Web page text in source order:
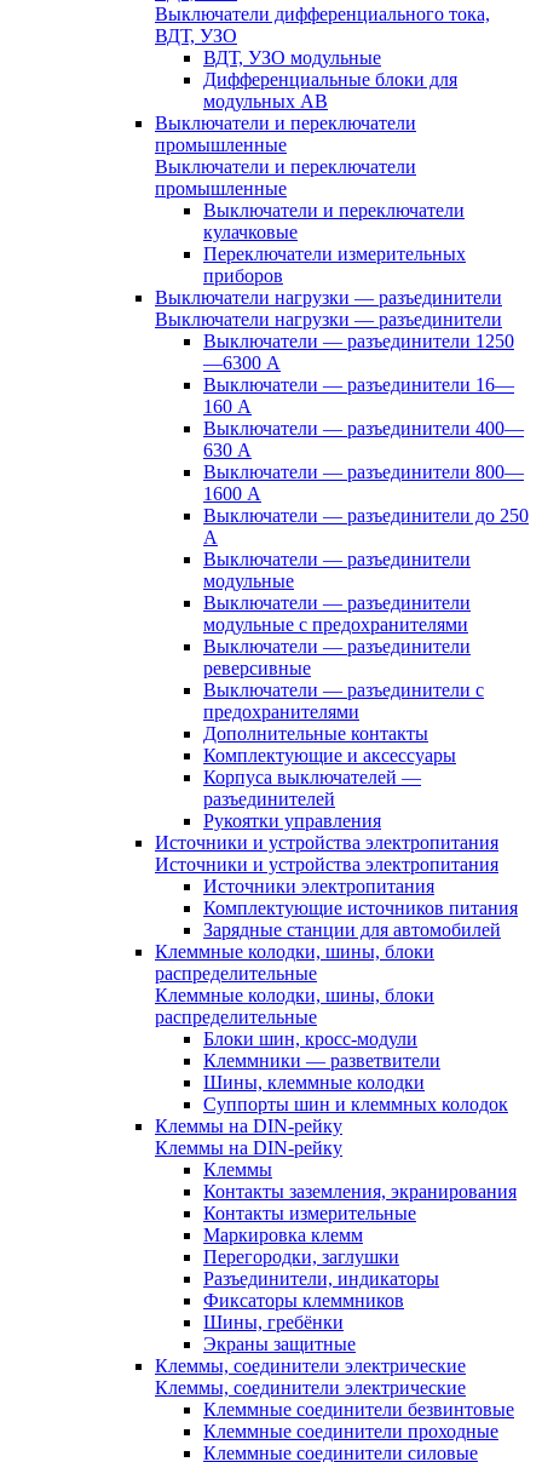
Выключатели дифференциального тока,
ВДТ, УЗО
ВДТ, УЗО модульные
Дифференциальные блоки для
модульных АВ
Выключатели и переключатели
промышленные
Выключатели и переключатели
промышленные
Выключатели и переключатели
кулачковые
Переключатели измерительных
приборов
Выключатели нагрузки — разъединители
Выключатели нагрузки — разъединители
Выключатели — разъединители 1250
—6300 А
Выключатели — разъединители 16—
160 А
Выключатели — разъединители 400—
630 А
Выключатели — разъединители 800—
1600 А
Выключатели — разъединители до 250
А
Выключатели — разъединители
модульные
Выключатели — разъединители
модульные с предохранителями
Выключатели — разъединители
реверсивные
Выключатели — разъединители с
предохранителями
Дополнительные контакты
Комплектующие и аксессуары
Корпуса выключателей —
разъединителей
Рукоятки управления
Источники и устройства электропитания
Источники и устройства электропитания
Источники электропитания
Комплектующие источников питания
Зарядные станции для автомобилей
Клеммные колодки, шины, блоки
распределительные
Клеммные колодки, шины, блоки
распределительные
Блоки шин, кросс-модули
Клеммники — разветвители
Шины, клеммные колодки
Суппорты шин и клеммных колодок
Клеммы на DIN-рейку
Клеммы на DIN-рейку
Клеммы
Контакты заземления, экранирования
Контакты измерительные
Маркировка клемм
Перегородки, заглушки
Разъединители, индикаторы
Фиксаторы клеммников
Шины, гребёнки
Экраны защитные
Клеммы, соединители электрические
Клеммы, соединители электрические
Клеммные соединители безвинтовые
Клеммные соединители проходные
Клеммные соединители силовые